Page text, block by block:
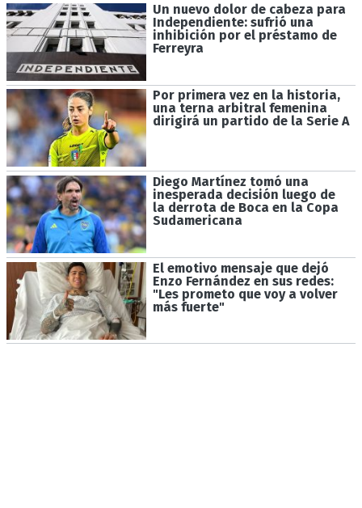
Un nuevo dolor de cabeza para
Independiente: sufrió una
inhibición por el préstamo de
Ferreyra
Por primera vez en la historia,
una terna arbitral femenina
dirigirá un partido de la Serie A
Diego Martínez tomó una
inesperada decisión luego de
la derrota de Boca en la Copa
Sudamericana
El emotivo mensaje que dejó
Enzo Fernández en sus redes:
"Les prometo que voy a volver
más fuerte"